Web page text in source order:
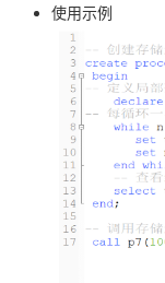
使用示例